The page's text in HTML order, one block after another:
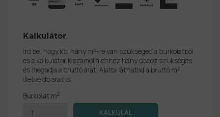
Kalkulátor
Írd be, hogy kb. hány m²-re van szükséged a burkolatból
és a kalkulátor kiszámolja ehhez hány doboz szükséges
és megadja a bruttó árat. Alatta láthatod a bruttó m²
illetve db árat is.
Burkolat m2